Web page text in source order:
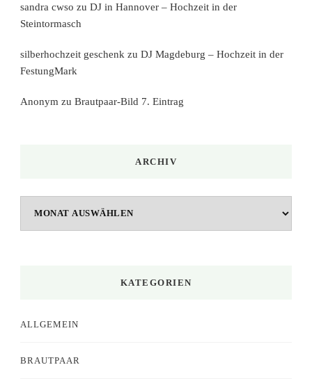
sandra cwso zu DJ in Hannover – Hochzeit in der
Steintormasch
silberhochzeit geschenk zu DJ Magdeburg – Hochzeit in der
FestungMark
Anonym zu Brautpaar-Bild 7. Eintrag
ARCHIV
KATEGORIEN
ALLGEMEIN
BRAUTPAAR